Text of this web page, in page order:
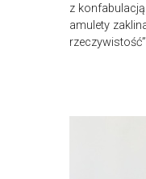
z
amulety